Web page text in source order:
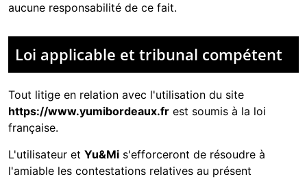
aucune responsabilité de ce fait.
Loi applicable et tribunal compétent
Tout litige en relation avec l'utilisation du site
https://www.yumibordeaux.fr est soumis à la loi
française.
L'utilisateur et Yu&Mi s'efforceront de résoudre à
l'amiable les contestations relatives au présent